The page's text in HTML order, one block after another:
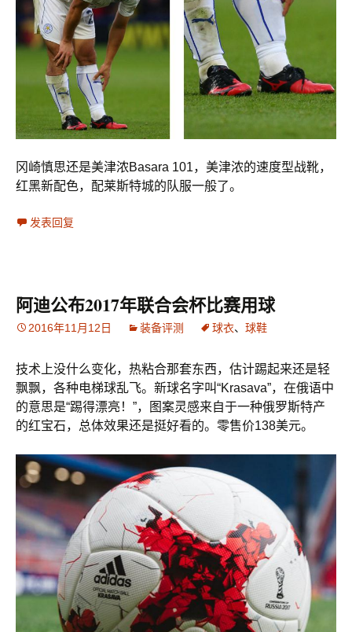
冈崎慎思还是美津浓Basara 101，美津浓的速度型战靴，
红黑新配色，配莱斯特城的队服一般了。
发表回复
阿迪公布2017年联合会杯比赛用球
2016年11月12日 装备评测 球衣、 球鞋
技术上没什么变化，热粘合那套东西，估计踢起来还是轻
飘飘，各种电梯球乱飞。新球名字叫“Krasava”，在俄语中
的意思是“踢得漂亮！”，图案灵感来自于一种俄罗斯特产
的红宝石，总体效果还是挺好看的。零售价138美元。